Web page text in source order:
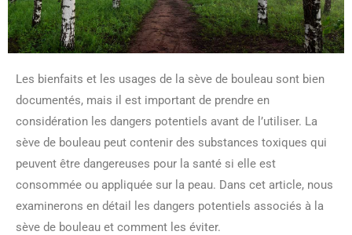
Les bienfaits et les usages de la sève de bouleau sont bien
documentés, mais il est important de prendre en
considération les dangers potentiels avant de l’utiliser. La
sève de bouleau peut contenir des substances toxiques qui
peuvent être dangereuses pour la santé si elle est
consommée ou appliquée sur la peau. Dans cet article, nous
examinerons en détail les dangers potentiels associés à la
sève de bouleau et comment les éviter.